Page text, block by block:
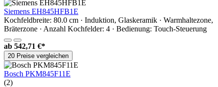
Siemens EH845HFB1E
Kochfeldbreite: 80.0 cm · Induktion, Glaskeramik · Warmhaltezone,
Bräterzone · Anzahl Kochfelder: 4 · Bedienung: Touch-Steuerung
ab 542,71 €*
20 Preise vergleichen
Bosch PKM845F11E
(2)